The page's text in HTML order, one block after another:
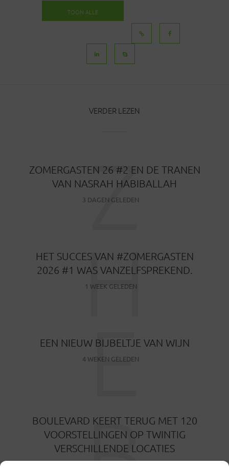
TOON ALLE
VERDER LEZEN
ZOMERGASTEN 26 #2 EN DE TRANEN
VAN NASRAH HABIBALLAH
3 DAGEN GELEDEN
Z
HET SUCCES VAN #ZOMERGASTEN
2026 #1 WAS VANZELFSPREKEND.
1 WEEK GELEDEN
H
EEN NIEUW BIJBELTJE VAN WIJN
4 WEKEN GELEDEN
E
BOULEVARD KEERT TERUG MET 120
VOORSTELLINGEN OP TWINTIG
VERSCHILLENDE LOCATIES